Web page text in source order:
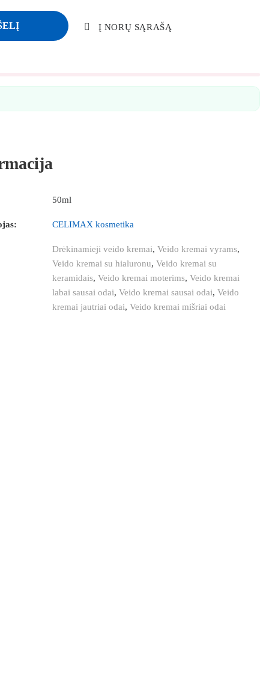
Į NORŲ SĄRAŠĄ
50ml
CELIMAX kosmetika
Drėkinamieji veido kremai, Veido kremai vyrams,
Veido kremai su hialuronu, Veido kremai su
keramidais, Veido kremai moterims, Veido kremai
labai sausai odai, Veido kremai sausai odai, Veido
kremai jautriai odai, Veido kremai mišriai odai